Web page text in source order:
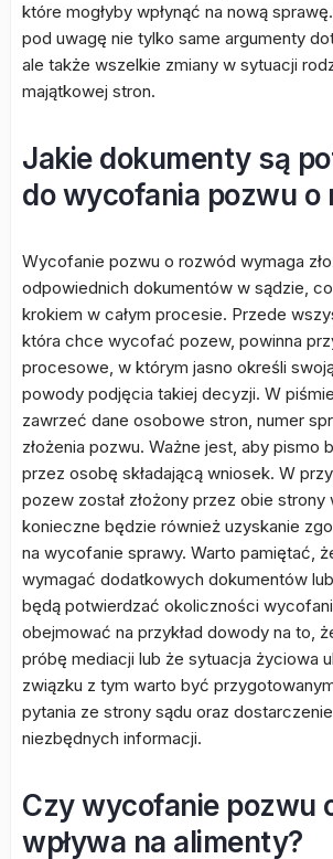
które mogłyby wpłynąć na nową
pod uwagę nie tylko same argumenty
ale także wszelkie zmiany w sytuacji
majątkowej stron.
Jakie dokumenty są
do wycofania pozwu o
Wycofanie pozwu o rozwód wymaga
odpowiednich dokumentów w sądzie,
krokiem w całym procesie. Przede
która chce wycofać pozew, powinna
procesowe, w którym jasno określi
powody podjęcia takiej decyzji. W
zawrzeć dane osobowe stron, numer
złożenia pozwu. Ważne jest, aby pismo
przez osobę składającą wniosek. W
pozew został złożony przez obie strony
konieczne będzie również uzyskanie
na wycofanie sprawy. Warto pamiętać,
wymagać dodatkowych dokumentów
będą potwierdzać okoliczności
obejmować na przykład dowody na to,
próbę mediacji lub że sytuacja życiowa
związku z tym warto być
pytania ze strony sądu oraz
niezbędnych informacji.
Czy wycofanie pozwu
wpływa na alimenty?